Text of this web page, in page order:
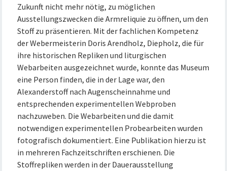
Zukunft nicht mehr nötig, zu möglichen
Ausstellungszwecken die Armreliquie zu öffnen, um den
Stoff zu präsentieren. Mit der fachlichen Kompetenz
der Webermeisterin Doris Arendholz, Diepholz, die für
ihre historischen Repliken und liturgischen
Webarbeiten ausgezeichnet wurde, konnte das Museum
eine Person finden, die in der Lage war, den
Alexanderstoff nach Augenscheinnahme und
entsprechenden experimentellen Webproben
nachzuweben. Die Webarbeiten und die damit
notwendigen experimentellen Probearbeiten wurden
fotografisch dokumentiert. Eine Publikation hierzu ist
in mehreren Fachzeitschriften erschienen. Die
Stoffrepliken werden in der Dauerausstellung